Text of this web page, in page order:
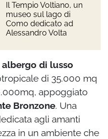
Il Tempio Voltiano, un
museo sul lago di
Como dedicato ad
Alessandro Volta
albergo di lusso
di 35.000 mq
appoggiato
Bronzone. Una
agli amanti
in un ambiente che